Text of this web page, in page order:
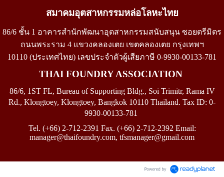
สมาคมอุตสาหกรรมหล่อโลหะไทย
86/6 ชั้น 1 อาคารสำนักพัฒนาอุตสาหกรรมสนับสนุน ซอยตรีมิตร
ถนนพระราม 4 แขวงคลองเตย เขตคลองเตย กรุงเทพฯ
10110 (ประเทศไทย) เลขประจำตัวผู้เสียภาษี 0-9930-00133-781
THAI FOUNDRY ASSOCIATION
86/6, 1ST FL, Bureau of Supporting Bldg., Soi Trimitr, Rama IV
Rd., Klongtoey, Klongtoey, Bangkok 10110 Thailand. Tax ID: 0-
9930-00133-781
Tel. (+66) 2-712-2391 Fax. (+66) 2-712-2392 Email:
manager@thaifoundry.com, tfsmanager@gmail.com